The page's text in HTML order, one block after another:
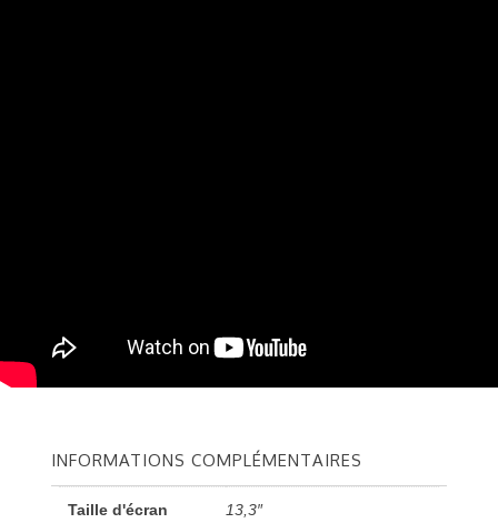
INFORMATIONS COMPLÉMENTAIRES
Taille d'écran 13,3″